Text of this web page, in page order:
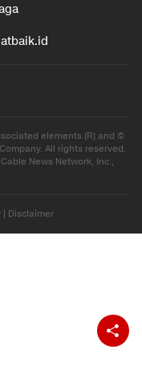
elements (R) and ©
All rights reserved.
News Network, Inc.,
| Disclaimer